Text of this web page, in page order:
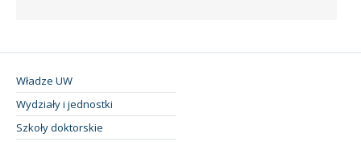
Władze UW
Wydziały i jednostki
Szkoły doktorskie